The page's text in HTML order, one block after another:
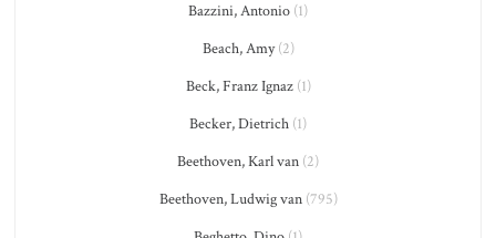
Bazzini, Antonio (1)
Beach, Amy(2)
Beck, Franz Ignaz(1)
Becker, Dietrich (1)
Beethoven, Karl van (2)
Beethoven, Ludwig van(795)